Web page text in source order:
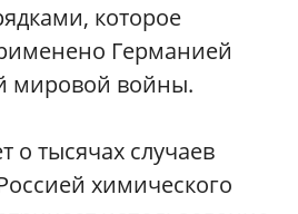
которое
Германией
мировой войны.
о тысячах случаев
химического